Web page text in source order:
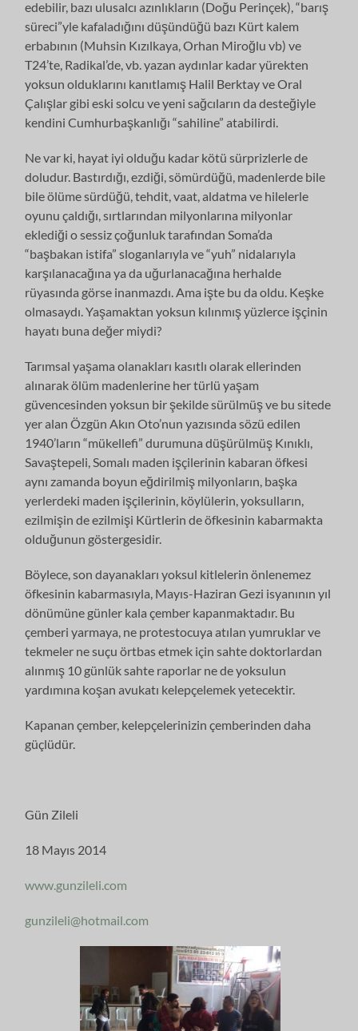
edebilir, bazı ulusalcı azınlıkların (Doğu Perinçek), “barış
süreci”yle kafaladığını düşündüğü bazı Kürt kalem
erbabının (Muhsin Kızılkaya, Orhan Miroğlu vb) ve
T24’te, Radikal’de, vb. yazan aydınlar kadar yürekten
yoksun olduklarını kanıtlamış Halil Berktay ve Oral
Çalışlar gibi eski solcu ve yeni sağcıların da desteğiyle
kendini Cumhurbaşkanlığı “sahiline” atabilirdi.
Ne var ki, hayat iyi olduğu kadar kötü sürprizlerle de
doludur. Bastırdığı, ezdiği, sömürdüğü, madenlerde bile
bile ölüme sürdüğü, tehdit, vaat, aldatma ve hilelerle
oyunu çaldığı, sırtlarından milyonlarına milyonlar
eklediği o sessiz çoğunluk tarafından Soma’da
“başbakan istifa” sloganlarıyla ve “yuh” nidalarıyla
karşılanacağına ya da uğurlanacağına herhalde
rüyasında görse inanmazdı. Ama işte bu da oldu. Keşke
olmasaydı. Yaşamaktan yoksun kılınmış yüzlerce işçinin
hayatı buna değer miydi?
Tarımsal yaşama olanakları kasıtlı olarak ellerinden
alınarak ölüm madenlerine her türlü yaşam
güvencesinden yoksun bir şekilde sürülmüş ve bu sitede
yer alan Özgün Akın Oto’nun yazısında sözü edilen
1940’ların “mükellefi” durumuna düşürülmüş Kınıklı,
Savaştepeli, Somalı maden işçilerinin kabaran öfkesi
aynı zamanda boyun eğdirilmiş milyonların, başka
yerlerdeki maden işçilerinin, köylülerin, yoksulların,
ezilmişin de ezilmişi Kürtlerin de öfkesinin kabarmakta
olduğunun göstergesidir.
Böylece, son dayanakları yoksul kitlelerin önlenemez
öfkesinin kabarmasıyla, Mayıs-Haziran Gezi isyanının yıl
dönümüne günler kala çember kapanmaktadır. Bu
çemberi yarmaya, ne protestocuya atılan yumruklar ve
tekmeler ne suçu örtbas etmek için sahte doktorlardan
alınmış 10 günlük sahte raporlar ne de yoksulun
yardımına koşan avukatı kelepçelemek yetecektir.
Kapanan çember, kelepçelerinizin çemberinden daha
güçlüdür.
Gün Zileli
18 Mayıs 2014
www.gunzileli.com
gunzileli@hotmail.com